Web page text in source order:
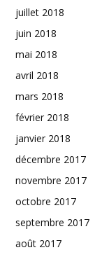
juillet 2018
juin 2018
mai 2018
avril 2018
mars 2018
février 2018
janvier 2018
décembre 2017
novembre 2017
octobre 2017
septembre 2017
août 2017